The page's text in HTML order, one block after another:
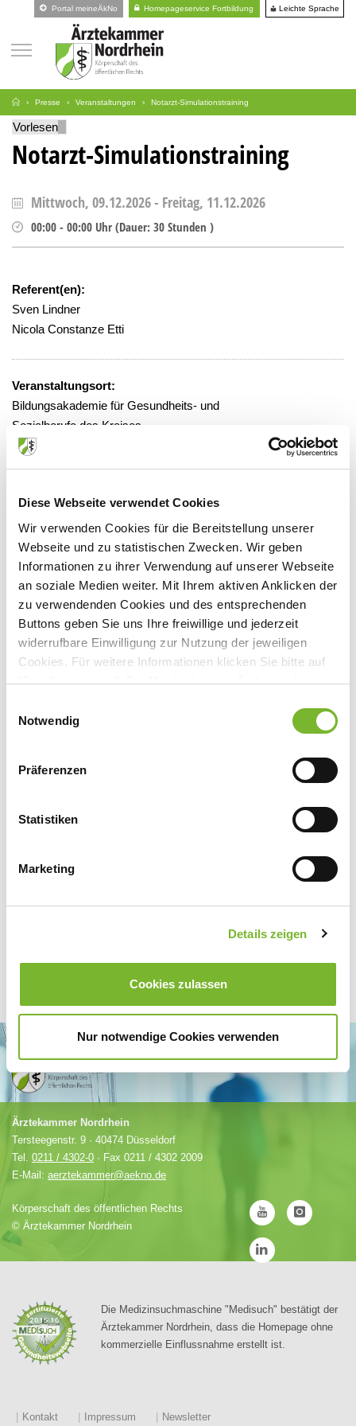
Diese Webseite verwendet Cookies
Wir verwenden Cookies für die Bereitstellung unserer
Webseite und zu statistischen Zwecken. Wir geben
Informationen zu ihrer Verwendung auf unserer Webseite
an soziale Medien weiter. Mit Ihrem aktiven Anklicken der
zu verwendenden Cookies und des entsprechenden
Buttons geben Sie uns Ihre freiwillige und jederzeit
widerrufbare Einwilligung zur Nutzung der jeweiligen
Cookies. Für weitere Informationen klicken Sie bitte auf
"Details anzeigen". Die Möglichkeit zur Änderung besteht
Datenschutzerklärung
Notwendig
Präferenzen
Statistiken
Marketing
Details zeigen
Cookies zulassen
Nur notwendige Cookies verwenden
Portal meineÄkNo Homepageservice Fortbildung Leichte Sprache
Presse Veranstaltungen Notarzt-Simulationstraining
Vorlesen
Notarzt-Simulationstraining
Mittwoch, 09.12.2026- Freitag, 11.12.2026
00:00 - 00:00 Uhr (Dauer: 30 Stunden )
Referent(en):
Sven Lindner
Nicola Constanze Etti
Veranstaltungsort:
Bildungsakademie für Gesundheits- und
Sozialberufe des Kreises
Jubiläumsplatz 19, 40822 Mettmann
Anbieter:
Bildungsakademie für Gesundheits- und Sozialberufe des
Ansprechpartner:
Jubiläumsplatz 19
Zurück zur Übersicht
Anbieter.
Ärztekammer Nordrhein
Tersteegenstr. 9 · 40474 Düsseldorf
Tel. 0211 / 4302-0 · Fax 0211 / 4302 2009
E-Mail: aerztekammer@aekno.de
Körperschaft des öffentlichen Rechts
© Ärztekammer Nordrhein
Die Medizinsuchmaschine "Medisuch" bestätigt der
Ärztekammer Nordrhein, dass die Homepage ohne
kommerzielle Einflussnahme erstellt ist.
Kontakt Impressum Newsletter